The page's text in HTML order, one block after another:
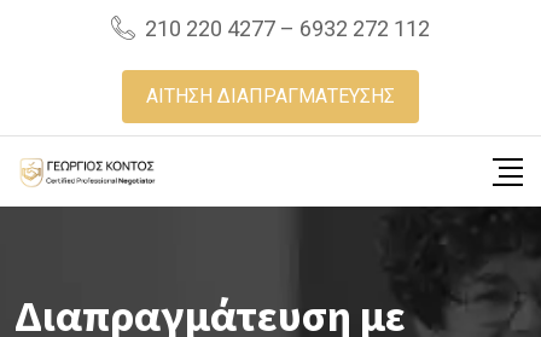
210 220 4277 – 6932 272 112
ΑΙΤΗΣΗ ΔΙΑΠΡΑΓΜΑΤΕΥΣΗΣ
Διαπραγμάτευση με